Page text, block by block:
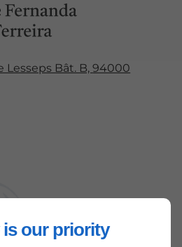
our priority
Lesseps Bât. B,94000